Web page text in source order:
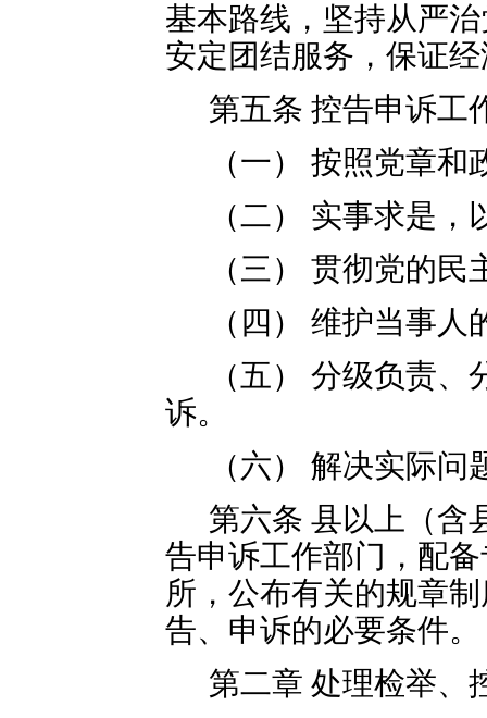
基本路线，坚持从严
安定团结服务，保证
第五条 控告申诉工
（一） 按照党章
（二） 实事求是
（三） 贯彻党的民
（四） 维护当事人
（五） 分级负责
诉。
（六） 解决实际
第六条 县以上（含
告申诉工作部门，配
所，公布有关的规章
告、申诉的必要条件。
第二章 处理检举、